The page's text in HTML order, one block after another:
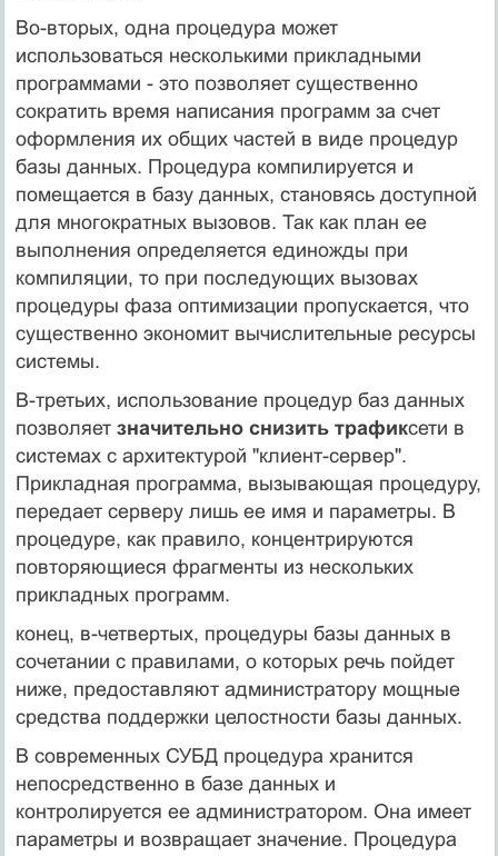
Во-вторых, одна процедура может
использоваться несколькими прикладными
программами - это позволяет существенно
сократить время написания программ за счет
оформления их общих частей в виде процедур
базы данных. Процедура компилируется и
помещается в базу данных, становясь доступной
для многократных вызовов. Так как план ее
выполнения определяется единожды при
компиляции, то при последующих вызовах
процедуры фаза оптимизации пропускается, что
существенно экономит вычислительные ресурсы
системы.
В-третьих, использование процедур баз данных
позволяет значительно снизить трафиксети в
системах с архитектурой "клиент-сервер".
Прикладная программа, вызывающая процедуру,
передает серверу лишь ее имя и параметры. В
процедуре, как правило, концентрируются
повторяющиеся фрагменты из нескольких
прикладных программ.
конец, в-четвертых, процедуры базы данных в
сочетании с правилами, о которых речь пойдет
ниже, предоставляют администратору мощные
средства поддержки целостности базы данных.
В современных СУБД процедура хранится
непосредственно в базе данных и
контролируется ее администратором. Она имеет
параметры и возвращает значение. Процедура